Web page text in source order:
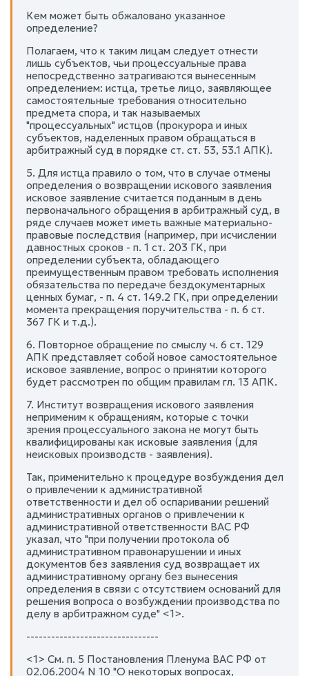
Кем может быть обжаловано указанное
определение?
Полагаем, что к таким лицам следует отнести
лишь субъектов, чьи процессуальные права
непосредственно затрагиваются вынесенным
определением: истца, третье лицо, заявляющее
самостоятельные требования относительно
предмета спора, и так называемых
"процессуальных" истцов (прокурора и иных
субъектов, наделенных правом обращаться в
арбитражный суд в порядке ст. ст. 53, 53.1 АПК).
5. Для истца правило о том, что в случае отмены
определения о возвращении искового заявления
исковое заявление считается поданным в день
первоначального обращения в арбитражный суд, в
ряде случаев может иметь важные материально-
правовые последствия (например, при исчислении
давностных сроков - п. 1 ст. 203 ГК, при
определении субъекта, обладающего
преимущественным правом требовать исполнения
обязательства по передаче бездокументарных
ценных бумаг, - п. 4 ст. 149.2 ГК, при определении
момента прекращения поручительства - п. 6 ст.
367 ГК и т.д.).
6. Повторное обращение по смыслу ч. 6 ст. 129
АПК представляет собой новое самостоятельное
исковое заявление, вопрос о принятии которого
будет рассмотрен по общим правилам гл. 13 АПК.
7. Институт возвращения искового заявления
неприменим к обращениям, которые с точки
зрения процессуального закона не могут быть
квалифицированы как исковые заявления (для
неисковых производств - заявления).
Так, применительно к процедуре возбуждения дел
о привлечении к административной
ответственности и дел об оспаривании решений
административных органов о привлечении к
административной ответственности ВАС РФ
указал, что "при получении протокола об
административном правонарушении и иных
документов без заявления суд возвращает их
административному органу без вынесения
определения в связи с отсутствием оснований для
решения вопроса о возбуждении производства по
делу в арбитражном суде" <1>.
--------------------------------
<1> См. п. 5 Постановления Пленума ВАС РФ от
02.06.2004 N 10 "О некоторых вопросах,